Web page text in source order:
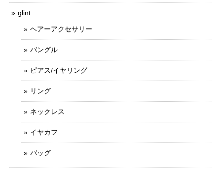
glint
ヘアーアクセサリー
バングル
ピアス/イヤリング
リング
ネックレス
イヤカフ
バッグ